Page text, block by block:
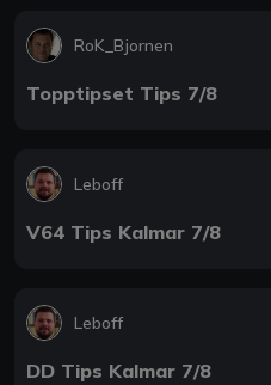
RoK_Bjornen
Topptipset Tips 7/8
Leboff
V64 Tips Kalmar 7/8
Leboff
DD Tips Kalmar 7/8